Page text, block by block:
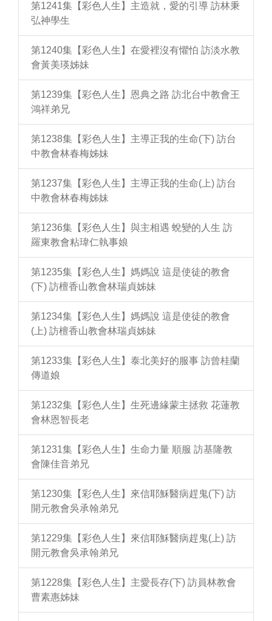
第1241集【彩色人生】主造就，愛的引導 訪林秉
弘神學生
第1240集【彩色人生】在愛裡沒有懼怕 訪淡水教
會黃美瑛姊妹
第1239集【彩色人生】恩典之路 訪北台中教會王
鴻祥弟兄
第1238集【彩色人生】主導正我的生命(下) 訪台
中教會林春梅姊妹
第1237集【彩色人生】主導正我的生命(上) 訪台
中教會林春梅姊妹
第1236集【彩色人生】與主相遇 蛻變的人生 訪
羅東教會粘瑋仁執事娘
第1235集【彩色人生】媽媽說 這是使徒的教會
(下) 訪檀香山教會林瑞貞姊妹
第1234集【彩色人生】媽媽說 這是使徒的教會
(上) 訪檀香山教會林瑞貞姊妹
第1233集【彩色人生】泰北美好的服事 訪曾桂蘭
傳道娘
第1232集【彩色人生】生死邊緣蒙主拯救 花蓮教
會林恩智長老
第1231集【彩色人生】生命力量 順服 訪基隆教
會陳佳音弟兄
第1230集【彩色人生】來信耶穌醫病趕鬼(下) 訪
開元教會吳承翰弟兄
第1229集【彩色人生】來信耶穌醫病趕鬼(上) 訪
開元教會吳承翰弟兄
第1228集【彩色人生】主愛長存(下) 訪員林教會
曹素惠姊妹